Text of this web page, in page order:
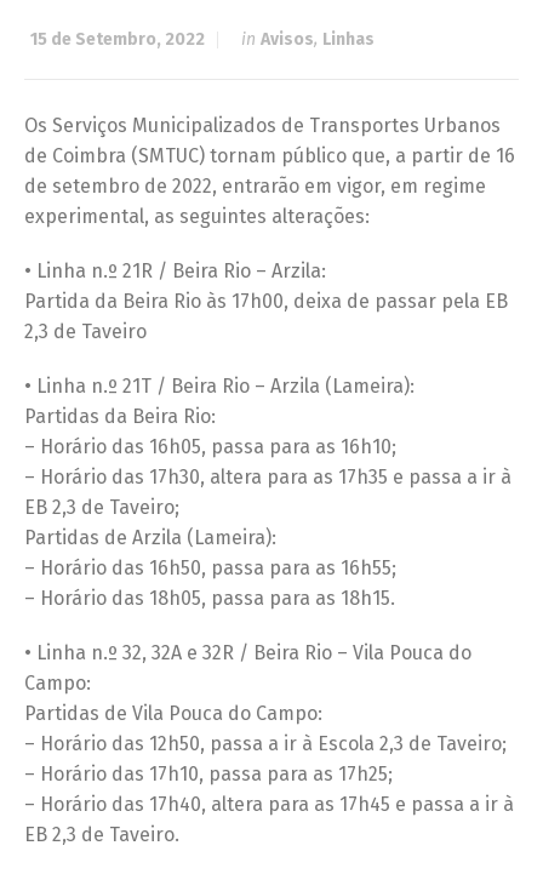
15 de Setembro, 2022 in Avisos, Linhas
Os Serviços Municipalizados de Transportes Urbanos
de Coimbra (SMTUC) tornam público que, a partir de 16
de setembro de 2022, entrarão em vigor, em regime
experimental, as seguintes alterações:
• Linha n.º 21R / Beira Rio – Arzila:
Partida da Beira Rio às 17h00, deixa de passar pela EB
2,3 de Taveiro
• Linha n.º 21T / Beira Rio – Arzila (Lameira):
Partidas da Beira Rio:
– Horário das 16h05, passa para as 16h10;
– Horário das 17h30, altera para as 17h35 e passa a ir à
EB 2,3 de Taveiro;
Partidas de Arzila (Lameira):
– Horário das 16h50, passa para as 16h55;
– Horário das 18h05, passa para as 18h15.
• Linha n.º 32, 32A e 32R / Beira Rio – Vila Pouca do
Campo:
Partidas de Vila Pouca do Campo:
– Horário das 12h50, passa a ir à Escola 2,3 de Taveiro;
– Horário das 17h10, passa para as 17h25;
– Horário das 17h40, altera para as 17h45 e passa a ir à
EB 2,3 de Taveiro.